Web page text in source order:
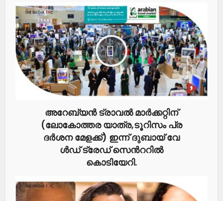
അ​റേ​ബ്യ​ൻ ട്രാ​വ​ൽ മാ​ർ​ക്ക​റ്റി​ന്
(ലോകോത്തര യാ​ത്ര,ടൂ​റി​സം പ്ര​
ദ​ർ​ശ​ന മേ​ളക്ക്​) ഇന്ന് ദുബായ് വേ​
ൾ​ഡ്​ ട്രേ​ഡ്​ സെ​ന്‍റ​റി​ൽ
കൊടിയേറി.